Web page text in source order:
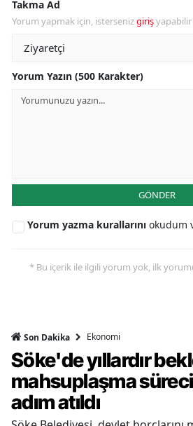
Takma Ad
Yorum yapmak için, istersenizgirişyapabilir
Yorum Yazın (500 Karakter)
GÖNDER
Yorum yazma kurallarını okudum
* Bu içerik ile ilgili yorum yok, ilk
Son Dakika Ekonomi
Söke'de yıllardır
mahsuplaşma
adım atıldı